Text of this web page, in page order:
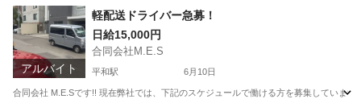
アルバイト
軽配送ドライバー急募！
日給15,000円
合同会社M.E.S
平和駅 6月10日
合同会社 M.E.Sです!! 現在弊社では、下記のスケジュールで働ける方を募集してい